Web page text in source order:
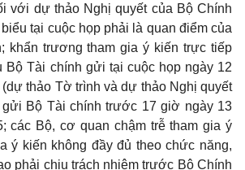
với dự thảo Nghị quyết của Bộ Chính
tại cuộc họp phải là quan điểm của
khẩn trương tham gia ý kiến trực tiếp
Bộ Tài chính gửi tại cuộc họp ngày 12
thảo Tờ trình và dự thảo Nghị quyết
gửi Bộ Tài chính trước 17 giờ ngày 13
các Bộ, cơ quan chậm trễ tham gia ý
ý kiến không đầy đủ theo chức năng,
phải chịu trách nhiệm trước Bộ Chính